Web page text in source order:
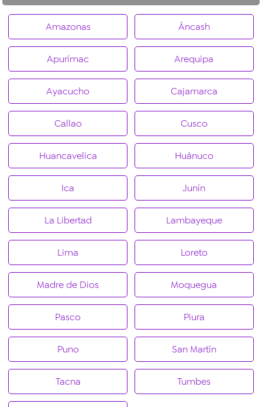
Amazonas Áncash
Apurímac Arequipa
Ayacucho Cajamarca
Callao Cusco
Huancavelica Huánuco
Ica Junín
La Libertad Lambayeque
Lima Loreto
Madre de Dios Moquegua
Pasco Piura
Puno San Martín
Tacna Tumbes